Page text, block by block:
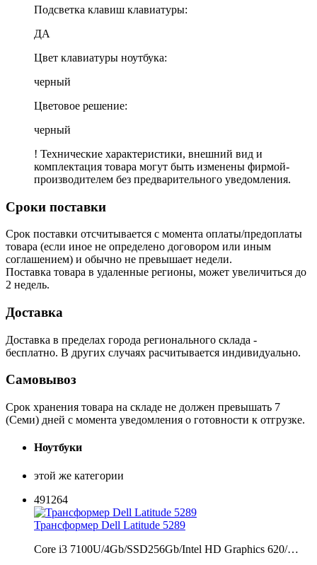
Подсветка клавиш клавиатуры:
ДА
Цвет клавиатуры ноутбука:
черный
Цветовое решение:
черный
! Технические характеристики, внешний вид и
комплектация товара могут быть изменены фирмой-
производителем без предварительного уведомления.
Сроки поставки
Срок поставки отсчитывается с момента оплаты/предоплаты
товара (если иное не определено договором или иным
соглашением) и обычно не превышает недели.
Поставка товара в удаленные регионы, может увеличиться до
2 недель.
Доставка
Доставка в пределах города регионального склада -
бесплатно. В других случаях расчитывается индивидуально.
Самовывоз
Срок хранения товара на складе не должен превышать 7
(Семи) дней с момента уведомления о готовности к отгрузке.
Ноутбуки
этой же категории
491264
Трансформер Dell Latitude 5289
Core i3 7100U/4Gb/SSD256Gb/Intel HD Graphics 620/…